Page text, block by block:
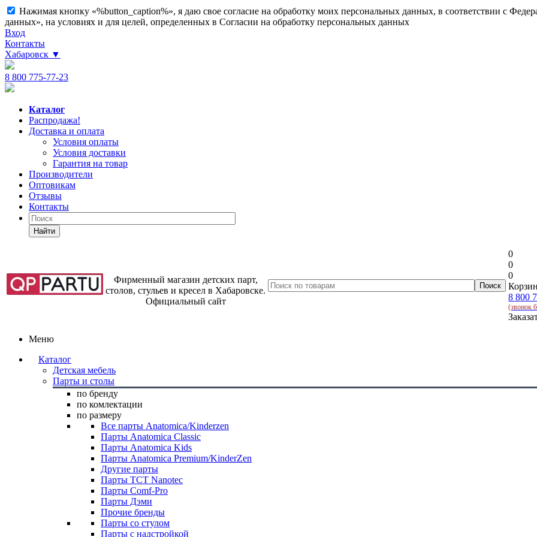
Нажимая кнопку «%button_caption%», я даю свое согласие на обработку моих персональных данных, в соответствии с
данных», на условиях и для целей, определенных в Согласии на обработку персональных данных
Вход
Контакты
Хабаровск ▼
8 800 775-77-23
Каталог
Распродажа!
Доставка и оплата
Условия оплаты
Условия доставки
Гарантия на товар
Производители
Оптовикам
Отзывы
Контакты
Найти
Фирменный магазин детских парт,
столов, стульев и кресел в Хабаровске.
Официальный сайт
0
0
0
8 800
(звонок
Меню
Каталог
Детская мебель
Парты и столы
по бренду
по комлектации
по размеру
Все парты Anatomica/Kinderzen
Парты Anatomica Classic
Парты Anatomica Kids
Парты Anatomica Premium/KinderZen
Другие парты
Парты TCT Nanotec
Парты Comf-Pro
Парты Дэми
Прочие бренды
Парты со стулом
Парты с надстройкой